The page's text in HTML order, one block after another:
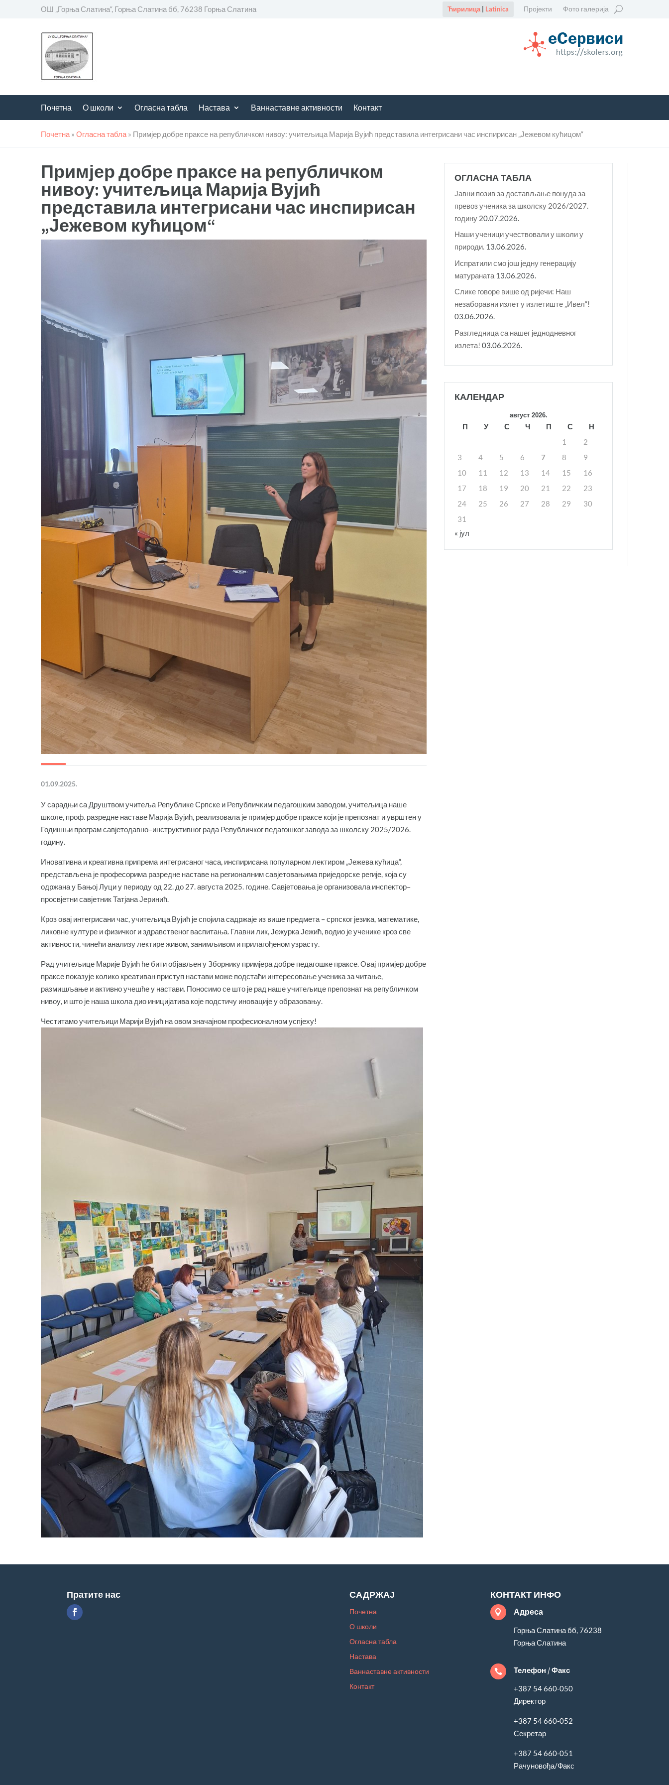
ОШ „Горња Слатина“, Горња Слатина бб, 76238 Горња Слатина Пројекти Фото галерија
Ћирилица| Latinica
Почетна О школи Огласна табла Настава Ваннаставне активности Контакт
Почетна » Огласна табла » Примјер добре праксе на републичком нивоу: учитељица Марија Вујић представила интегрисани час инспирисан „Јежевом кућицом“
Примјер добре праксе на републичком
нивоу: учитељица Марија Вујић
представила интегрисани час инспирисан
„Јежевом кућицом“
01.09.2025.
У сарадњи са Друштвом учитеља Републике Српске и Републичким педагошким заводом, учитељица наше
школе, проф. разредне наставе Марија Вујић, реализовала је примјер добре праксе који је препознат и уврштен у
Годишњи програм савјетодавно–инструктивног рада Републичког педагошког завода за школску 2025/2026.
годину.
Иновативна и креативна припрема интегрисаног часа, инспирисана популарном лектиром „Јежева кућица“,
представљена је професорима разредне наставе на регионалним савјетовањима приједорске регије, која су
одржана у Бањој Луци у периоду од 22. до 27. августа 2025. године. Савјетовања је организовала инспектор–
просвјетни савјетник Татјана Јеринић.
Кроз овај интегрисани час, учитељица Вујић је спојила садржаје из више предмета – српског језика, математике,
ликовне културе и физичког и здравственог васпитања. Главни лик, Јежурка Јежић, водио је ученике кроз све
активности, чинећи анализу лектире живом, занимљивом и прилагођеном узрасту.
Рад учитељице Марије Вујић ће бити објављен у Зборнику примјера добре педагошке праксе. Овај примјер добре
праксе показује колико креативан приступ настави може подстаћи интересовање ученика за читање,
размишљање и активно учешће у настави. Поносимо се што је рад наше учитељице препознат на републичком
нивоу, и што је наша школа дио иницијатива које подстичу иновације у образовању.
Честитамо учитељици Марији Вујић на овом значајном професионалном успјеху!
ОГЛАСНА ТАБЛА
Јавни позив за достављање понуда за
превоз ученика за школску 2026/2027.
годину 20.07.2026.
Наши ученици учествовали у школи у
природи. 13.06.2026.
Испратили смо још једну генерацију
матураната 13.06.2026.
Слике говоре више од ријечи: Наш
незаборавни излет у излетиште „Ивел“!
03.06.2026.
Разгледница са нашег једнодневног
излета! 03.06.2026.
КАЛЕНДАР
август 2026.
П У С Ч П С
Н
1
2
3
4 5 6 7 8
9
10
11 12 13 14 15
16
17
18 19 20 21 22
23
24
25 26 27 28 29
30
31
« јул
Пратите нас САДРЖАЈ
Почетна
О школи
Огласна табла
Настава
Ваннаставне активности
Контакт
КОНТАКТ ИНФО
 Адреса
Горња Слатина бб, 76238
Горња Слатина
 Телефон / Факс
+387 54 660-050
Директор
+387 54 660-052
Секретар
+387 54 660-051
Рачуновођа/Факс